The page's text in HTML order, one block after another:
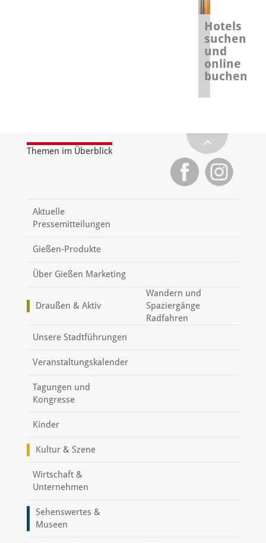
Hotels
suchen
und
online
buchen
Themen im Überblick
Aktuelle
Pressemitteilungen
Gießen-Produkte
Über Gießen Marketing
Draußen & Aktiv
Wandern und
Spaziergänge
Radfahren
Unsere Stadtführungen
Veranstaltungskalender
Tagungen und
Kongresse
Kinder
Kultur & Szene
Wirtschaft &
Unternehmen
Sehenswertes &
Museen